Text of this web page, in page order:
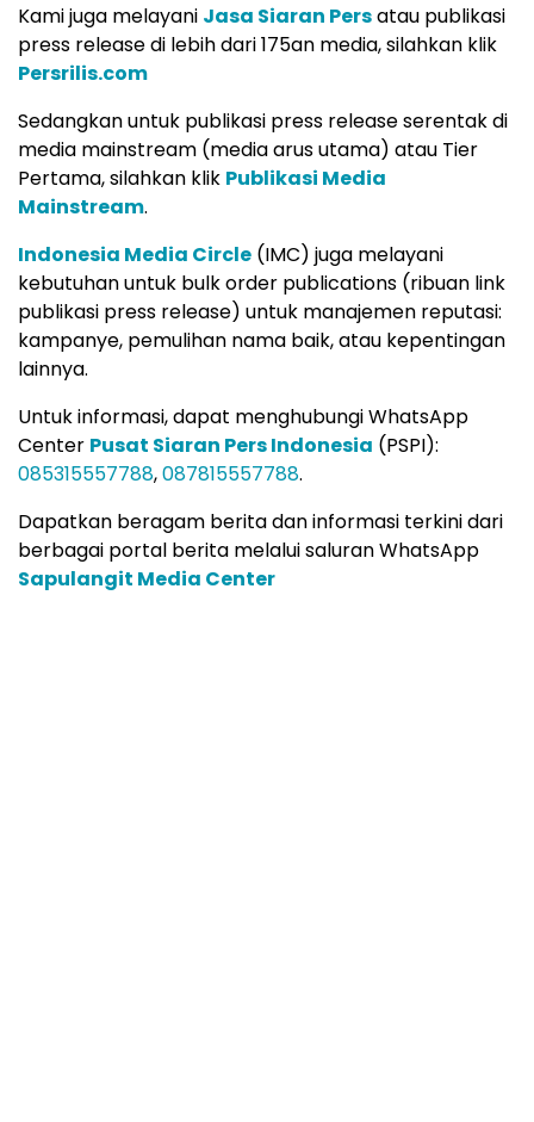
Kami juga melayani Jasa Siaran Persatau publikasi
press release di lebih dari 175an media, silahkan klik
Persrilis.com
Sedangkan untuk publikasi press release serentak di
media mainstream (media arus utama) atau Tier
Pertama, silahkan klik Publikasi Media
Mainstream.
Indonesia Media Circle (IMC) juga melayani
kebutuhan untuk bulk order publications (ribuan link
publikasi press release) untuk manajemen reputasi:
kampanye, pemulihan nama baik, atau kepentingan
lainnya.
Untuk informasi, dapat menghubungi WhatsApp
Center Pusat Siaran Pers Indonesia (PSPI):
085315557788,087815557788.
Dapatkan beragam berita dan informasi terkini dari
berbagai portal berita melalui saluran WhatsApp
Sapulangit Media Center